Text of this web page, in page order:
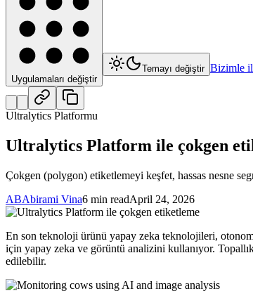
Uygulamaları değiştir
Temayı değiştir Bizimle
Ultralytics Platformu
Ultralytics Platform ile çokgen
Çokgen (polygon) etiketlemeyi keşfet, hassas nesne
ABAbirami Vina6 min readApril 24, 2026
En son teknoloji ürünü yapay zeka teknolojileri, otonom
için yapay zeka ve görüntü analizini kullanıyor.
edilebilir.